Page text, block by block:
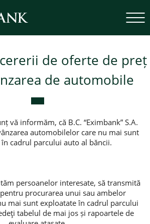
de oferte de preț
de automobile
vă informăm, că B.C. “Eximbank” S.A.
automobilelor care nu mai sunt
cadrul parcului auto al băncii.
persoanelor interesate, să transmită
procurarea unui sau ambelor
mai sunt exploatate în cadrul parcului
tabelul de mai jos și rapoartele de